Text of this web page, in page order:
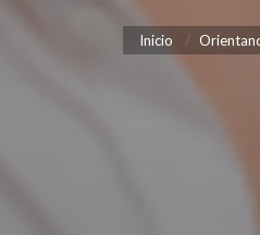
Inicio